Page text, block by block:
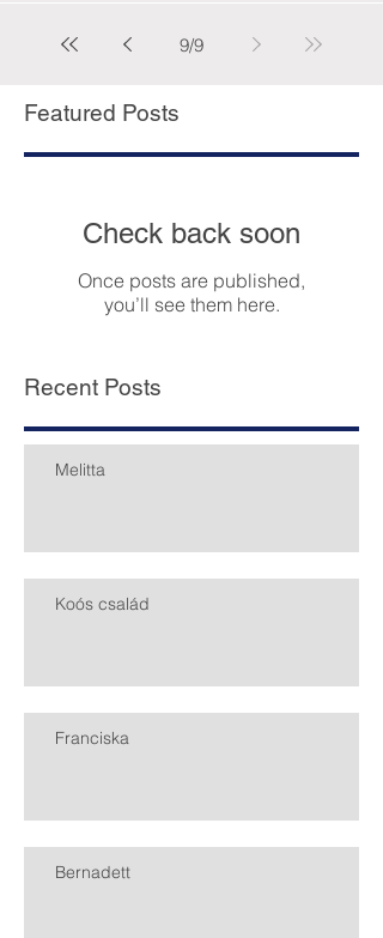
9/9
Featured Posts
Check back soon
Once posts are published,
you’ll see them here.
Recent Posts
Melitta
Koós család
Franciska
Bernadett